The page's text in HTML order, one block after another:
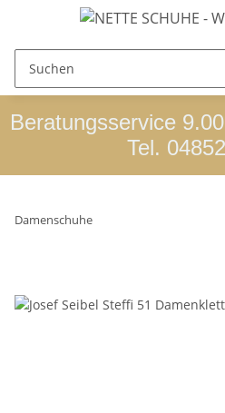
Beratungsservice
Tel.
Damenschuhe